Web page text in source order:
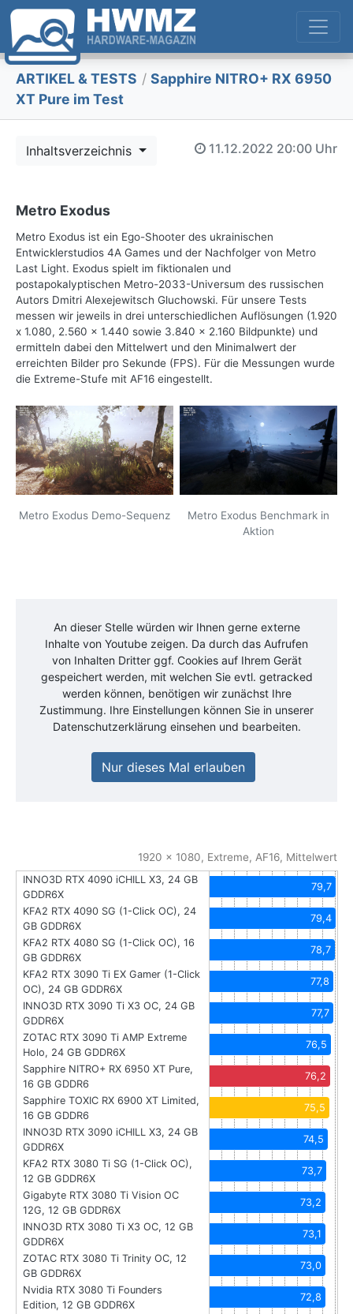
ARTIKEL & TESTS / Sapphire NITRO+ RX 6950
XT Pure im Test
Inhaltsverzeichnis 11.12.2022 20:00 Uhr
Metro Exodus
Metro Exodus ist ein Ego-Shooter des ukrainischen
Entwicklerstudios 4A Games und der Nachfolger von Metro
Last Light. Exodus spielt im fiktionalen und
postapokalyptischen Metro-2033-Universum des russischen
Autors Dmitri Alexejewitsch Gluchowski. Für unsere Tests
messen wir jeweils in drei unterschiedlichen Auflösungen (1.920
x 1.080, 2.560 x 1.440 sowie 3.840 x 2.160 Bildpunkte) und
ermitteln dabei den Mittelwert und den Minimalwert der
erreichten Bilder pro Sekunde (FPS). Für die Messungen wurde
die Extreme-Stufe mit AF16 eingestellt.
Metro Exodus Demo-Sequenz
Metro Exodus Benchmark in
Aktion
An dieser Stelle würden wir Ihnen gerne externe
Inhalte von Youtube zeigen. Da durch das Aufrufen
von Inhalten Dritter ggf. Cookies auf Ihrem Gerät
gespeichert werden, mit welchen Sie evtl. getracked
werden können, benötigen wir zunächst Ihre
Zustimmung. Ihre Einstellungen können Sie in unserer
Datenschutzerklärung einsehen und bearbeiten.
Nur dieses Mal erlauben
1920 x 1080, Extreme, AF16, Mittelwert
INNO3D RTX 4090 iCHILL X3, 24 GB
GDDR6X
79,7
KFA2 RTX 4090 SG (1-Click OC), 24
GB GDDR6X
79,4
KFA2 RTX 4080 SG (1-Click OC), 16
GB GDDR6X
78,7
KFA2 RTX 3090 Ti EX Gamer (1-Click
OC), 24 GB GDDR6X
77,8
INNO3D RTX 3090 Ti X3 OC, 24 GB
GDDR6X
77,7
ZOTAC RTX 3090 Ti AMP Extreme
Holo, 24 GB GDDR6X
76,5
Sapphire NITRO+ RX 6950 XT Pure,
16 GB GDDR6
76,2
Sapphire TOXIC RX 6900 XT Limited,
16 GB GDDR6
75,5
INNO3D RTX 3090 iCHILL X3, 24 GB
GDDR6X
74,5
KFA2 RTX 3080 Ti SG (1-Click OC),
12 GB GDDR6X
73,7
Gigabyte RTX 3080 Ti Vision OC
12G, 12 GB GDDR6X
73,2
INNO3D RTX 3080 Ti X3 OC, 12 GB
GDDR6X
73,1
ZOTAC RTX 3080 Ti Trinity OC, 12
GB GDDR6X
73,0
Nvidia RTX 3080 Ti Founders
Edition, 12 GB GDDR6X
72,8